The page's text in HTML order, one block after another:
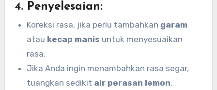
4. Penyelesaian:
Koreksi rasa, jika perlu tambahkan garam
atau kecap manis untuk menyesuaikan
rasa.
Jika Anda ingin menambahkan rasa segar,
tuangkan sedikit air perasan lemon.